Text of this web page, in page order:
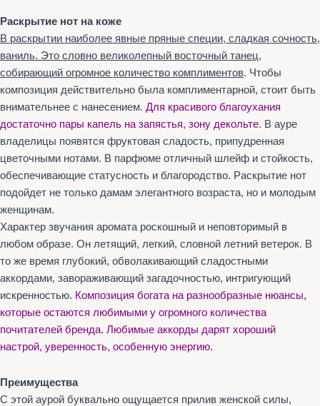
Раскрытие нот на коже
В раскрытии наиболее явные пряные специи, сладкая сочность,
ваниль. Это словно великолепный восточный танец,
собирающий огромное количество комплиментов. Чтобы
композиция действительно была комплиментарной, стоит быть
внимательнее с нанесением. Для красивого благоухания
достаточно пары капель на запястья, зону декольте. В ауре
владелицы появятся фруктовая сладость, припудренная
цветочными нотами. В парфюме отличный шлейф и стойкость,
обеспечивающие статусность и благородство. Раскрытие нот
подойдет не только дамам элегантного возраста, но и молодым
женщинам.
Характер звучания аромата роскошный и неповторимый в
любом образе. Он летящий, легкий, словной летний ветерок. В
то же время глубокий, обволакивающий сладостными
аккордами, завораживающий загадочностью, интригующий
искренностью. Композиция богата на разнообразные нюансы,
которые остаются любимыми у огромного количества
почитателей бренда. Любимые аккорды дарят хороший
настрой, уверенность, особенную энергию.
Преимущества
С этой аурой буквально ощущается прилив женской силы,